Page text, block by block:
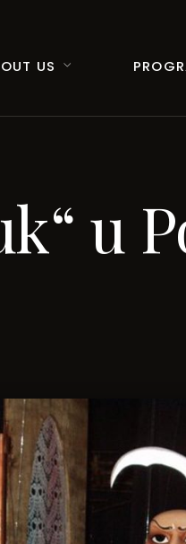
US
u